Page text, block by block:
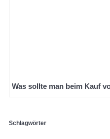
Was sollte man beim Kauf
Schlagwörter